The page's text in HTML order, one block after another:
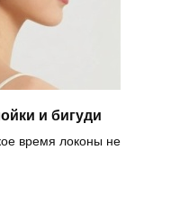
и бигуди
время локоны не